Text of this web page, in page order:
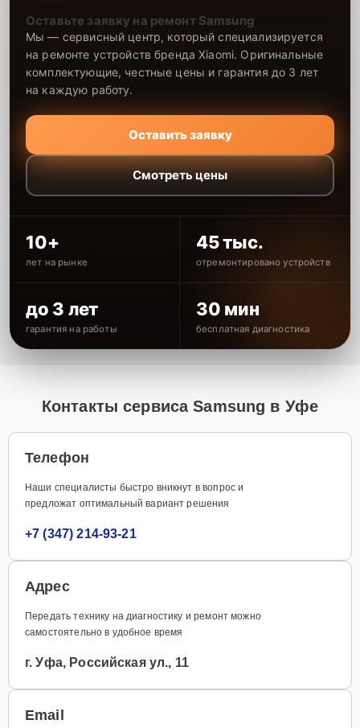
Оставьте заявку на ремонт Samsung
Мы — сервисный центр, который специализируется
на ремонте устройств бренда Xiaomi. Оригинальные
комплектующие, честные цены и гарантия до 3 лет
на каждую работу.
Оставить заявку
Смотреть цены
10+
лет на рынке
45 тыс.
отремонтировано устройств
до 3 лет
гарантия на работы
30 мин
бесплатная диагностика
Контакты сервиса Samsung в Уфе
Телефон
Наши специалисты быстро вникнут в вопрос и
предложат оптимальный вариант решения
+7 (347) 214-93-21
Адрес
Передать технику на диагностику и ремонт можно
самостоятельно в удобное время
г. Уфа, Российская ул., 11
Email